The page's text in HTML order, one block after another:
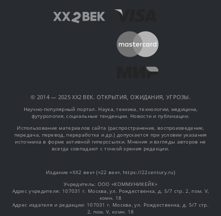
© 2014 — 2025 XX2 ВЕК. ОТКРЫТИЯ, ОЖИДАНИЯ, УГРОЗЫ.
Научно-популярный портал. Наука, техника, технологии, медицина,
футурология, социальные тенденции. Новости и публикации.
Использование материалов сайта (распространение, воспроизведение,
передача, перевод, переработка и др.) допускается при условии указания
источника в форме активной гиперссылки. Мнения и взгляды авторов не
всегда совпадают с точкой зрения редакции.
Издание «XX2 век» («22 век», https://22century.ru)
Учредитель: OOO «КОММУНИКЕЙК»
Адрес учредителя: 107031 г. Москва, ул. Рождественка, д. 5/7 стр. 2, пом. V,
комн. 18
Адрес издателя и редакции: 107031 г. Москва, ул. Рождественка, д. 5/7 стр.
2, пом. V, комн. 18